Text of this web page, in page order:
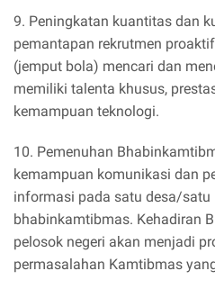
9. Peningkatan kuantitas dan
pemantapan rekrutmen
(jemput bola) mencari dan
memiliki talenta khusus,
kemampuan teknologi.
10. Pemenuhan
kemampuan komunikasi dan
informasi pada satu desa/satu
bhabinkamtibmas. Kehadiran
pelosok negeri akan menjadi
permasalahan Kamtibmas